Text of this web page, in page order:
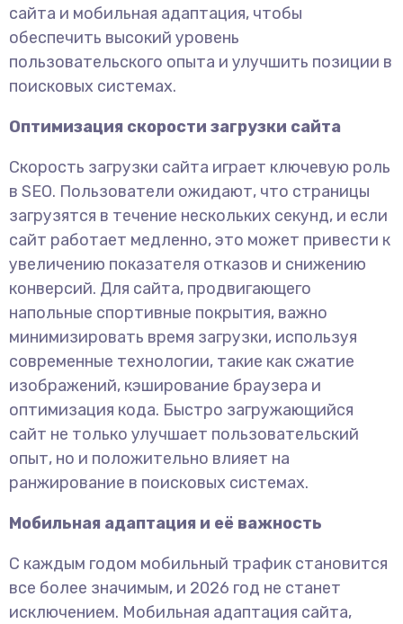
сайта и мобильная адаптация, чтобы
обеспечить высокий уровень
пользовательского опыта и улучшить позиции в
поисковых системах.
Оптимизация скорости загрузки сайта
Скорость загрузки сайта играет ключевую роль
в SEO. Пользователи ожидают, что страницы
загрузятся в течение нескольких секунд, и если
сайт работает медленно, это может привести к
увеличению показателя отказов и снижению
конверсий. Для сайта, продвигающего
напольные спортивные покрытия, важно
минимизировать время загрузки, используя
современные технологии, такие как сжатие
изображений, кэширование браузера и
оптимизация кода. Быстро загружающийся
сайт не только улучшает пользовательский
опыт, но и положительно влияет на
ранжирование в поисковых системах.
Мобильная адаптация и её важность
С каждым годом мобильный трафик становится
все более значимым, и 2026 год не станет
исключением. Мобильная адаптация сайта,